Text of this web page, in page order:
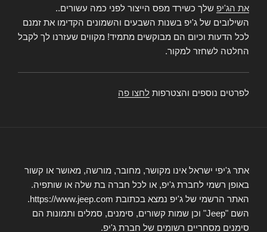
את הג'יפ שלך כשירד מפס הייצור לפני כמה עשורים..
השילובים של ג'יפ בשנות השבעים והשמונים הקדימו את זמנם
לכל הדעות וכיום הם מבוקשים מתמיד! מקווים שעזרנו לך לקבל
החלטה לשחזר למקור.
לפרטים נוספים והצטרפות לחצו פה
אתר ג'יפי ישראל אינו מקושר, מחובר, מורשה, מאושר או קשור
באופן רשמי לחברת ג'יפ, או לכל חברה בת שלה או שותפיה.
האתר הרשמי של ג'יפ נמצא בכתובת https://www.jeep.com.
השם "Jeep" וכן שמות קשורים, סימנים, סמלים ותמונות הם
סימנים מסחריים רשומים של חברת ג'יפ.